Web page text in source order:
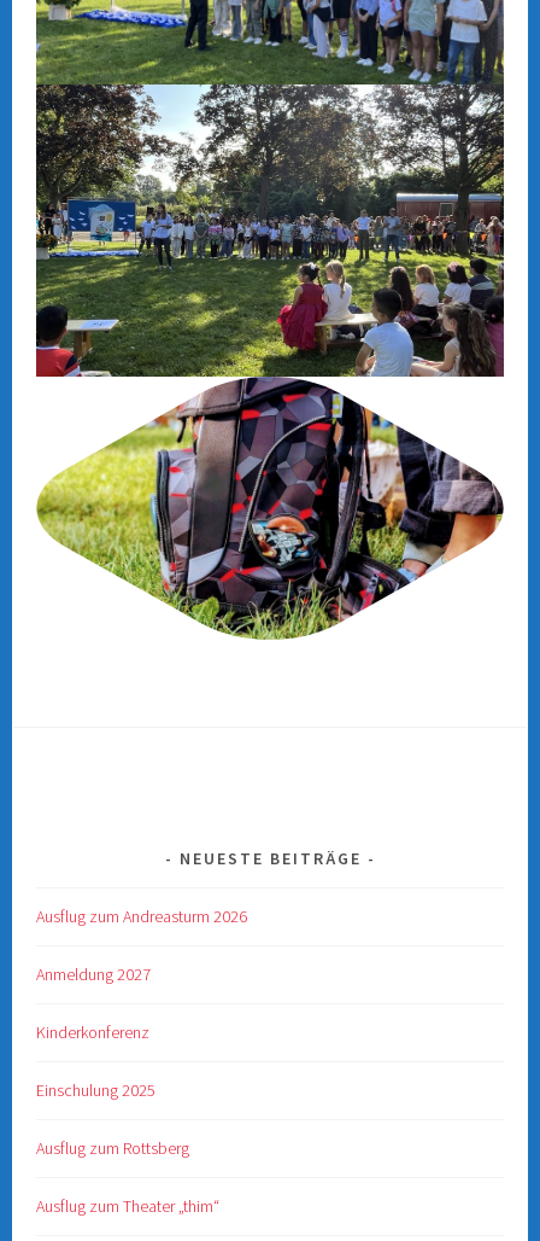
NEUESTE BEITRÄGE
Ausflug zum Andreasturm 2026
Anmeldung 2027
Kinderkonferenz
Einschulung 2025
Ausflug zum Rottsberg
Ausflug zum Theater „thim“